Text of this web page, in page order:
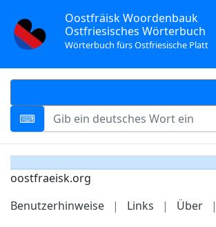
Oostfräisk Woordenbauk
Ostfriesisches Wörterbuch
Wörterbuch fürs Ostfriesische Platt
oostfraeisk.org
Benutzerhinweise
| Links | Über |